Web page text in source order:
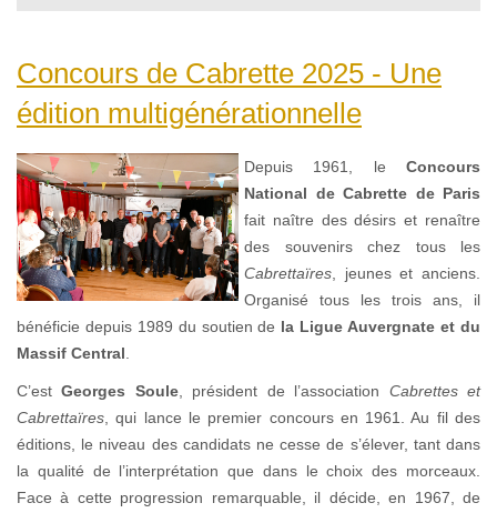
Concours de Cabrette 2025 - Une
édition multigénérationnelle
Depuis 1961, le Concours
National de Cabrette de Paris
fait naître des désirs et renaître
des souvenirs chez tous les
Cabrettaïres , jeunes et anciens.
Organisé tous les trois ans, il
bénéficie depuis 1989 du soutien de la Ligue Auvergnate et du
Massif Central
C’estGeorges Soule, président de l’association Cabrettes et
Cabrettaïres , qui lance le premier concours en 1961. Au fil des
éditions, le niveau des candidats ne cesse de s’élever, tant dans
la qualité de l’interprétation que dans le choix des morceaux.
Face à cette progression remarquable, il décide, en 1967, de